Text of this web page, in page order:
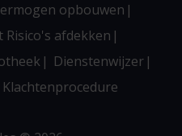
opbouwen
afdekken
Dienstenwijzer
Klachtenprocedure